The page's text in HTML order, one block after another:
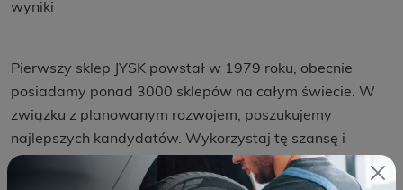
wyniki
Pierwszy sklep JYSK powstał w 1979 roku, obecnie
posiadamy ponad 3000 sklepów na całym świecie. W
związku z planowanym rozwojem, poszukujemy
najlepszych kandydatów. Wykorzystaj tę szansę i
zostań częścią JYSK.